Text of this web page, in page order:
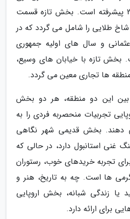
بوده که در قرن 19 و 20 پیشرفته است. بخش تازه قسمت
شاخ طلایی را شامل می گردد که در
عثمانی و سال های اولیه جمهوری
بخش تازه با خیابان های وسیع،
ها تجاری معین می گردد.
این دو منطقه، هر دو بخش
تجربیات منحصربه فردی را به
می دهند. بخش قدیمی شهر نگاهی
غنی استانبول دارد، در حالی که
تجربه خریدهای خوب، رستوران
ها است. چه به تاریخ، هنر و
یا زندگی شبانه، بخش اروپایی
برای ارائه دارد.